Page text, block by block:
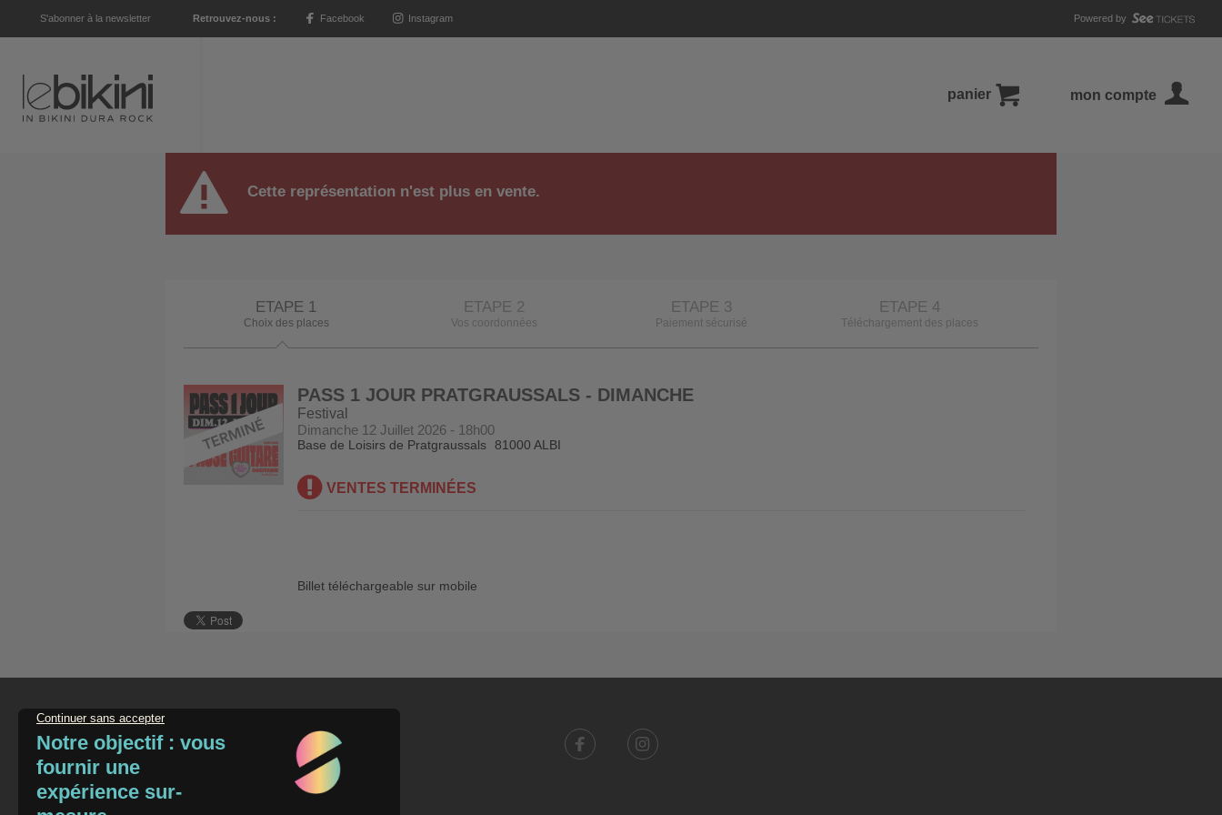
S'abonner à la newsletter Retrouvez-nous : Facebook Instagram Powered by
panier mon compte
Cette représentation n'est plus en vente.
ETAPE 1
Choix des places
ETAPE 2
Vos coordonnées
ETAPE 3
Paiement sécurisé
ETAPE 4
Téléchargement des places
PASS 1 JOUR PRATGRAUSSALS - DIMANCHE
Festival
Dimanche 12 Juillet 2026 - 18h00
Base de Loisirs de Pratgraussals 81000 ALBI
VENTES TERMINÉES
Billet téléchargeable sur mobile